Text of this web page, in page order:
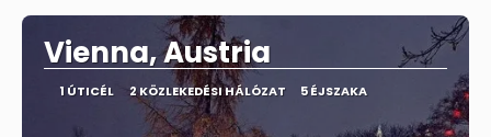
Vienna, Austria
1 ÚTICÉL 2 KÖZLEKEDÉSI HÁLÓZAT 5 ÉJSZAKA